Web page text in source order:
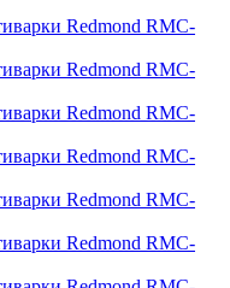
Redmond RMC-
Redmond RMC-
Redmond RMC-
Redmond RMC-
Redmond RMC-
Redmond RMC-